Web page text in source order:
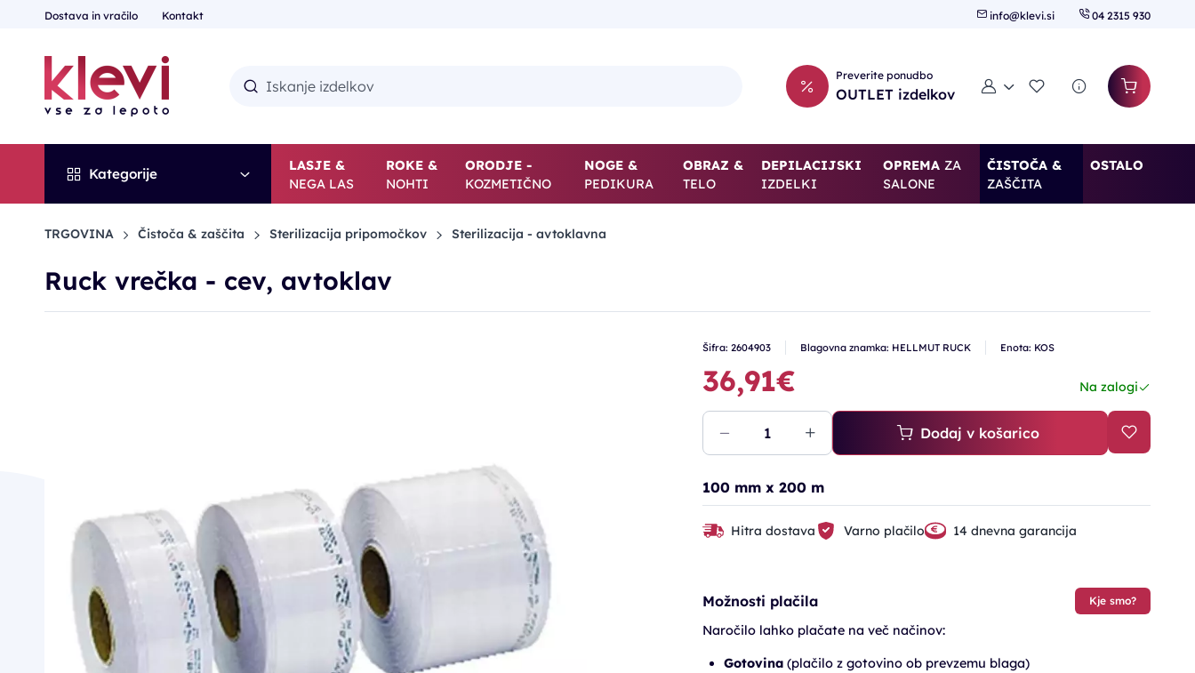
Dostava in vračilo Kontakt info@klevi.si 04 2315 930
Preverite ponudbo
OUTLET izdelkov Moj računSeznam želja
Kategorije
LASJE &
NEGA LAS
ROKE &
NOHTI
ORODJE -
KOZMETIČNO
NOGE &
PEDIKURA
OBRAZ &
TELO
DEPILACIJSKI
IZDELKI
OPREMAZA
SALONE
ČISTOČA &
ZAŠČITA
OSTALO
TRGOVINA Čistoča & zaščita Sterilizacija pripomočkov Sterilizacija - avtoklavna
Ruck vrečka - cev, avtoklav
Šifra: 2604903 Blagovna znamka: HELLMUT RUCK Enota: KOS
36,91€ Na zalogi
Dodaj v košarico
100 mm x 200 m
Hitra dostava Varno plačilo 14 dnevna garancija
Možnosti plačila Kje smo?
Naročilo lahko plačate na več načinov:
Gotovina(plačilo z gotovino ob prevzemu blaga)